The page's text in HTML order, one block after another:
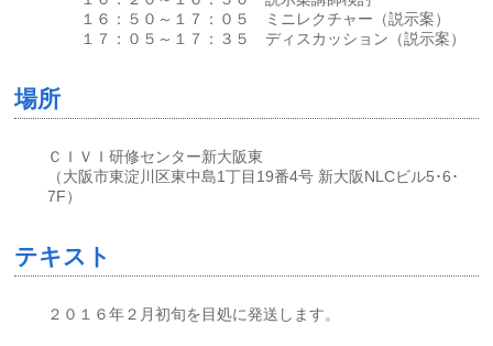
１６：５０～１７：０５ ミニレクチャー（説示案）
１７：０５～１７：３５ ディスカッション（説示案）
場所
ＣＩＶＩ研修センター新大阪東
（大阪市東淀川区東中島1丁目19番4号 新大阪NLCビル5･6･
7F）
テキスト
２０１６年２月初旬を目処に発送します。